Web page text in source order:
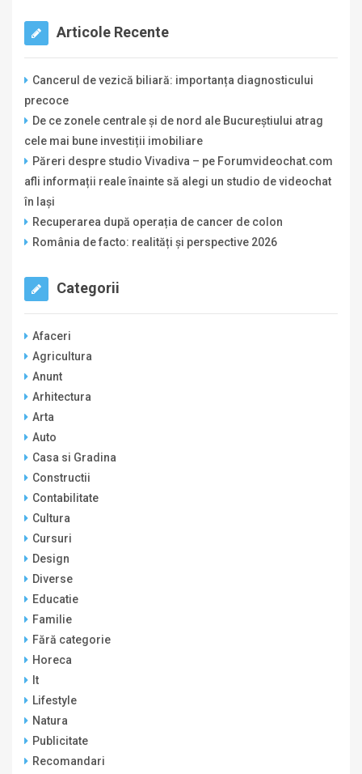
Articole Recente
Cancerul de vezică biliară: importanța diagnosticului
precoce
De ce zonele centrale și de nord ale Bucureștiului atrag
cele mai bune investiții imobiliare
Păreri despre studio Vivadiva – pe Forumvideochat.com
afli informații reale înainte să alegi un studio de videochat
în Iași
Recuperarea după operația de cancer de colon
România de facto: realități și perspective 2026
Categorii
Afaceri
Agricultura
Anunt
Arhitectura
Arta
Auto
Casa si Gradina
Constructii
Contabilitate
Cultura
Cursuri
Design
Diverse
Educatie
Familie
Fără categorie
Horeca
It
Lifestyle
Natura
Publicitate
Recomandari